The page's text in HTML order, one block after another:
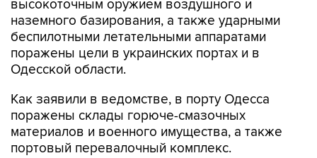
высокоточным оружием воздушного и
наземного базирования, а также ударными
беспилотными летательными аппаратами
поражены цели в украинских портах и в
Одесской области.
Как заявили в ведомстве, в порту Одесса
поражены склады горюче-смазочных
материалов и военного имущества, а также
портовый перевалочный комплекс.